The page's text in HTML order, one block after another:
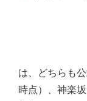
は、どちらも
時点）、神楽